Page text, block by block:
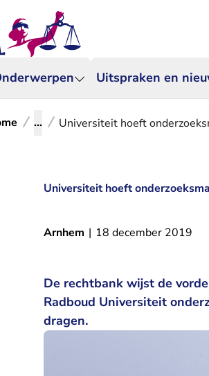
Uitspraken en
... Universiteit hoeft
Universiteit hoeft
Arnhem | 18 december 2019
De rechtbank wijst de
Radboud Universiteit
dragen.